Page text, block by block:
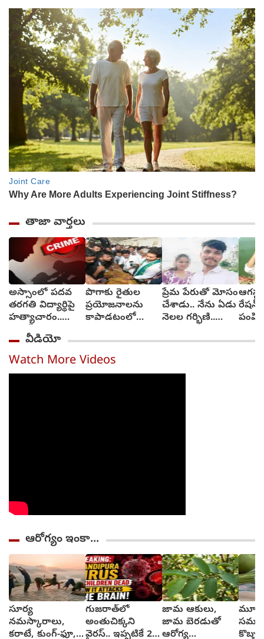
తాజా వార్తలు
అస్సాంలో పదవ
తరగతి విద్యార్థిపై
హత్యాచారం..
ఫంక్షన్‌కు వెళ్లిన
తల్లి.. మంచంపై
విగతజీవిగా..?
పొగాకు రైతుల
ప్రయోజనాలను
కాపాడటంలో
వైఎస్ జగన్
ప్రేమ పేరుతో మోసం
చేశాడు.. నేను ఏడు
నెలల గర్భిణి..
(video)
రేషన్
వీడియో
Watch More Videos
ఆరోగ్యం ఇంకా...
సూర్య
నమస్కారాలు,
కరాటే, కుంగ్-ఫూ,
గుజరాత్‌లో
అంతుచిక్కని
వైరస్.. ఇప్పటికే 22
జామ ఆకులు,
జామ బెరడుతో
ఆరోగ్య